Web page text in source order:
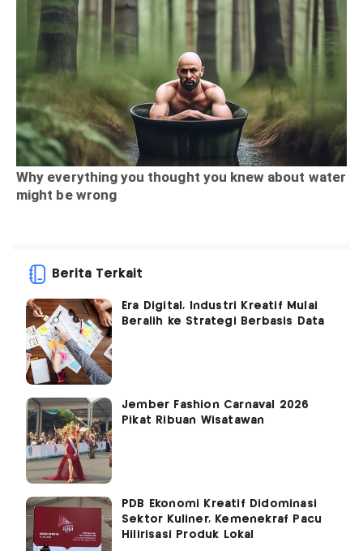
Berita Terkait
Era Digital, Industri Kreatif Mulai
Beralih ke Strategi Berbasis Data
Jember Fashion Carnaval 2026
Pikat Ribuan Wisatawan
PDB Ekonomi Kreatif Didominasi
Sektor Kuliner, Kemenekraf Pacu
Hilirisasi Produk Lokal